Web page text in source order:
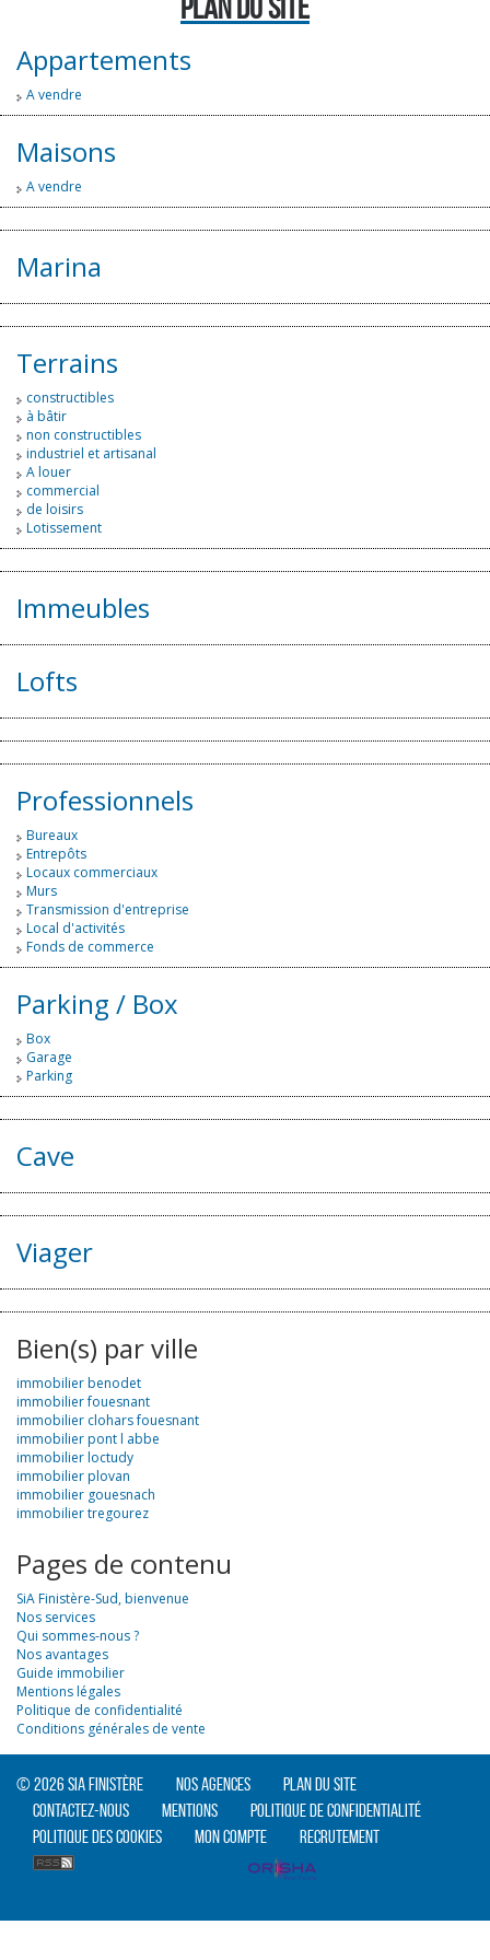
Appartements
A vendre
Maisons
A vendre
Marina
Terrains
constructibles
à bâtir
non constructibles
industriel et artisanal
A louer
commercial
de loisirs
Lotissement
Immeubles
Lofts
Professionnels
Bureaux
Entrepôts
Locaux commerciaux
Murs
Transmission d'entreprise
Local d'activités
Fonds de commerce
Parking / Box
Box
Garage
Parking
Cave
Viager
Bien(s) par ville
immobilier benodet
immobilier fouesnant
immobilier clohars fouesnant
immobilier pont l abbe
immobilier loctudy
immobilier plovan
immobilier gouesnach
immobilier tregourez
Pages de contenu
SiA Finistère-Sud, bienvenue
Nos services
Qui sommes-nous ?
Nos avantages
Guide immobilier
Mentions légales
Politique de confidentialité
Conditions générales de vente
© 2026 SIA Finistère Nos agences
Plan du site
Contactez-nous
Mentions
Politique de confidentialité
Politique des cookies
Mon compte Recrutement